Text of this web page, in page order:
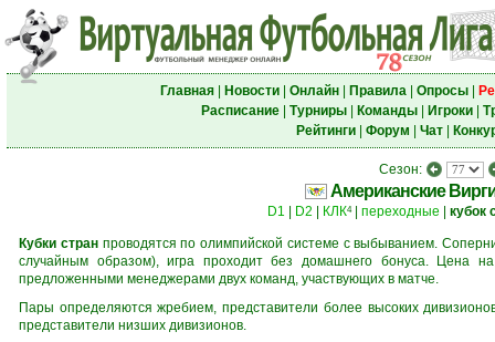
Главная| Новости| Онлайн| Правила| Опросы|
Расписание| Турниры| Команды| Игроки|
Рейтинги| Форум Чат|
Сезон:
Американские
D1 D2 КЛК4| переходные кубок
Кубки странпроводятся по олимпийской системе с выбыванием.
случайным образом), игра проходит без домашнего бонуса. Цена
предложенными менеджерами двух команд, участвующих в матче.
Пары определяются жребием, представители более высоких
представители низших дивизионов.